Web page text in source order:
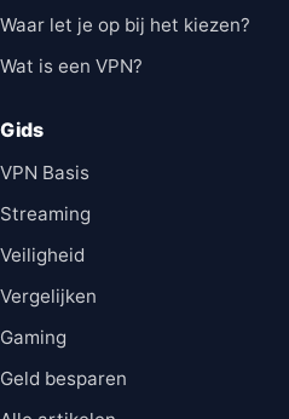
Waar let je op bij het kiezen?
Wat is een VPN?
Gids
VPN Basis
Streaming
Veiligheid
Vergelijken
Gaming
Geld besparen